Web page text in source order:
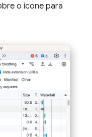
o ícone para